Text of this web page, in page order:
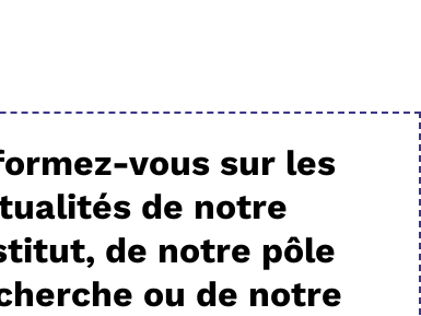
vous sur les
de notre
de notre pôle
ou de notre